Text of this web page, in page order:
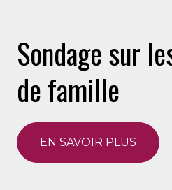
Sondage sur
de famille
EN SAVOIR PLUS